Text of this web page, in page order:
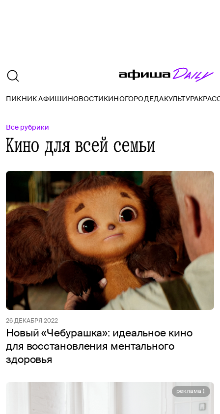
ПИКНИК АФИШИНОВОСТИКИНОГОРОДЕДАКУЛЬТУРА
Все рубрики
Кино для всей семьи
26 ДЕКАБРЯ 2022
Новый «Чебурашка»: идеальное кино
для восстановления ментального
здоровья
реклама